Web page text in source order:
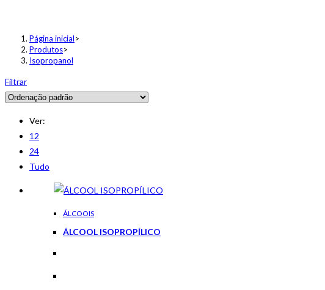
Página inicial>
Produtos>
Isopropanol
Filtrar
Ver:
12
24
Tudo
ÁLCOOIS
ÁLCOOL ISOPROPÍLICO